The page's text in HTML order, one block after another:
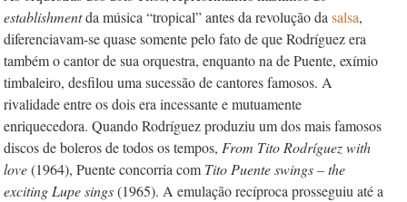
establishmentda música “tropical” antes da revolução da salsa,
diferenciavam-se quase somente pelo fato de que Rodríguez era
também o cantor de sua orquestra, enquanto na de Puente, exímio
timbaleiro, desfilou uma sucessão de cantores famosos. A
rivalidade entre os dois era incessante e mutuamente
enriquecedora. Quando Rodríguez produziu um dos mais famosos
discos de boleros de todos os tempos, From Tito Rodríguez with
love(1964), Puente concorria com Tito Puente swings – the
exciting Lupe sings(1965). A emulação recíproca prosseguiu até a